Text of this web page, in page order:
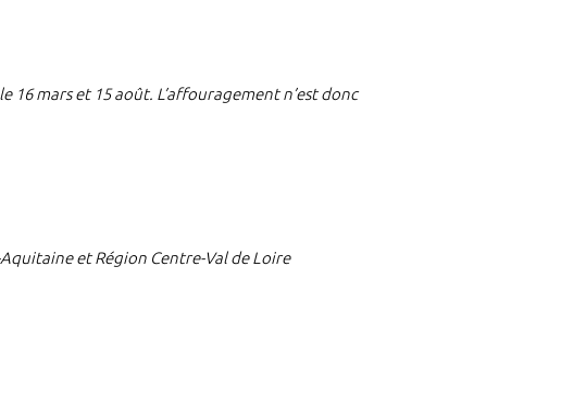
16 mars et 15 août. L’affouragement n’est donc
et Région Centre-Val de Loire